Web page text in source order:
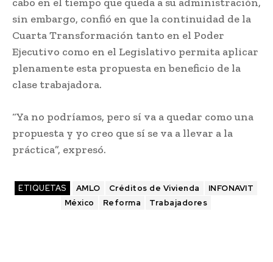
sin embargo, confió en que la continuidad de la
Cuarta Transformación tanto en el Poder
Ejecutivo como en el Legislativo permita aplicar
plenamente esta propuesta en beneficio de la
clase trabajadora.
“Ya no podríamos, pero sí va a quedar como una
propuesta y yo creo que sí se va a llevar a la
práctica”, expresó.
ETIQUETAS AMLO Créditos de Vivienda
INFONAVIT
México
Reforma Trabajadores